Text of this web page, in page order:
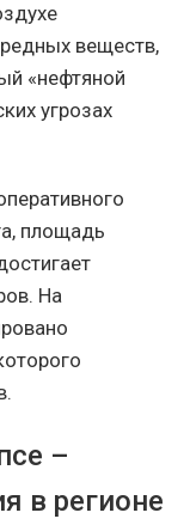
веществ,
«нефтяной
угрозах
площадь
На
–
в регионе